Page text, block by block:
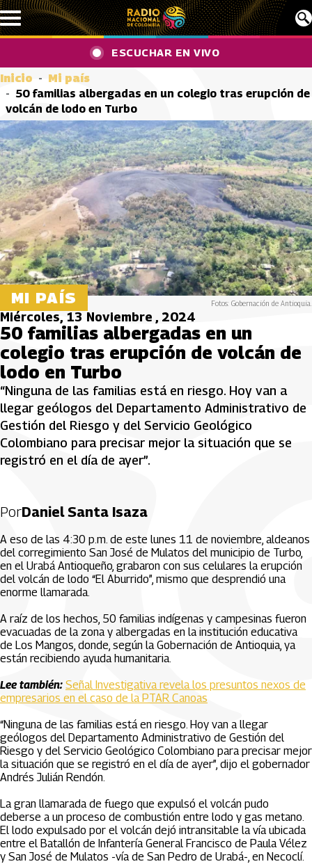
Pasar al contenido principal
ESCUCHAR EN VIVO
Inicio
Mi país
50 familias albergadas en un colegio tras erupción de
volcán de lodo en Turbo
MI PAÍS Fotos: Gobernación de Antioquia.
Miércoles, 13 Noviembre , 2024
50 familias albergadas en un
colegio tras erupción de volcán de
lodo en Turbo
“Ninguna de las familias está en riesgo. Hoy van a
llegar geólogos del Departamento Administrativo de
Gestión del Riesgo y del Servicio Geológico
Colombiano para precisar mejor la situación que se
registró en el día de ayer”.
PorDaniel Santa Isaza
A eso de las 4:30 p.m. de este lunes 11 de noviembre, aldeanos
del corregimiento San José de Mulatos del municipio de Turbo,
en el Urabá Antioqueño, grabaron con sus celulares la erupción
del volcán de lodo “El Aburrido”, mismo que desprendió una
enorme llamarada.
A raíz de los hechos, 50 familias indígenas y campesinas fueron
evacuadas de la zona y albergadas en la institución educativa
de Los Mangos, donde, según la Gobernación de Antioquia, ya
están recibiendo ayuda humanitaria.
Lee también: Señal Investigativa revela los presuntos nexos de
empresarios en el caso de la PTAR Canoas
“Ninguna de las familias está en riesgo. Hoy van a llegar
geólogos del Departamento Administrativo de Gestión del
Riesgo y del Servicio Geológico Colombiano para precisar mejor
la situación que se registró en el día de ayer”, dijo el gobernador
Andrés Julián Rendón.
La gran llamarada de fuego que expulsó el volcán pudo
deberse a un proceso de combustión entre lodo y gas metano.
El lodo expulsado por el volcán dejó intransitable la vía ubicada
entre el Batallón de Infantería General Francisco de Paula Vélez
y San José de Mulatos -vía de San Pedro de Urabá-, en Necoclí.